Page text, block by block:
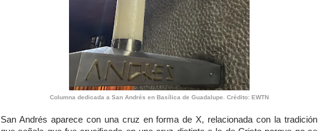
Columna dedicada a San Andrés en Basílica de Guadalupe. Crédito: EWTN
San Andrés aparece con una cruz en forma de X, relacionada con la tradición